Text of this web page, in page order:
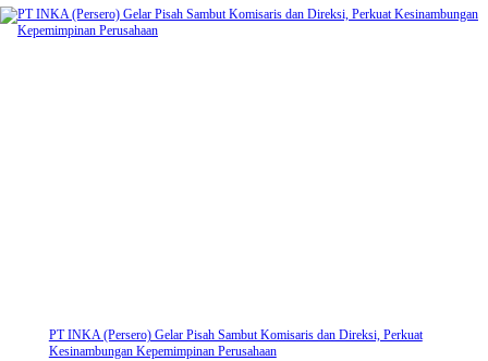
PT INKA (Persero) Gelar Pisah Sambut Komisaris dan Direksi, Perkuat
Kesinambungan Kepemimpinan Perusahaan